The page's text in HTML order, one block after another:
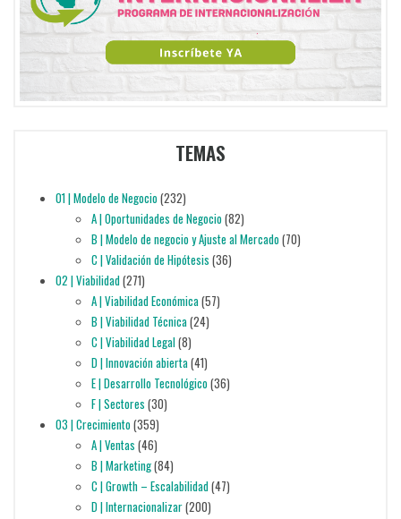
TEMAS
01 | Modelo de Negocio(232)
A | Oportunidades de Negocio(82)
B | Modelo de negocio y Ajuste al Mercado(70)
C | Validación de Hipótesis (36)
02 | Viabilidad(271)
A | Viabilidad Económica(57)
B | Viabilidad Técnica(24)
C | Viabilidad Legal(8)
D | Innovación abierta(41)
E | Desarrollo Tecnológico(36)
F | Sectores (30)
03 | Crecimiento(359)
A | Ventas (46)
B | Marketing(84)
C | Growth – Escalabilidad(47)
D | Internacionalizar(200)